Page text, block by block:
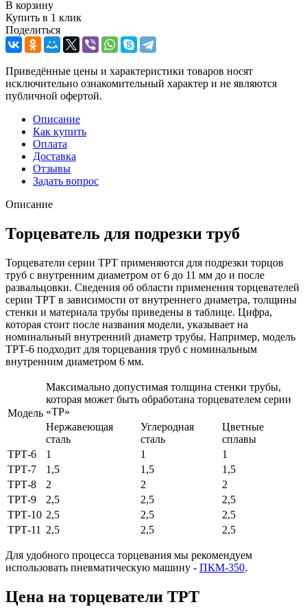
В корзину
Купить в 1 клик
Поделиться
Приведённые цены и характеристики товаров носят
исключительно ознакомительный характер и не являются
публичной офертой.
Описание
Как купить
Оплата
Доставка
Отзывы
Задать вопрос
Описание
Торцеватель для подрезки труб
Торцеватели серии ТРТ применяются для подрезки торцов
труб с внутренним диаметром от 6 до 11 мм до и после
развальцовки. Сведения об области применения торцевателей
серии ТРТ в зависимости от внутреннего диаметра, толщины
стенки и материала трубы приведены в таблице. Цифра,
которая стоит после названия модели, указывает на
номинальный внутренний диаметр трубы. Например, модель
ТРТ-6 подходит для торцевания труб с номинальным
внутренним диаметром 6 мм.
Модель
Максимально допустимая толщина стенки трубы,
которая может быть обработана торцевателем серии
«ТР»
Нержавеющая
сталь
Углеродная
сталь
Цветные
сплавы
ТРТ-6
1 1
1
ТРТ-7
1,5 1,5
1,5
ТРТ-8
2 2
2
ТРТ-9
2,5 2,5
2,5
ТРТ-10 2,5 2,5
2,5
ТРТ-11
2,5 2,5 2,5
Для удобного процесса торцевания мы рекомендуем
использовать пневматическую машину - ПКМ-350.
Цена на торцеватели ТРТ